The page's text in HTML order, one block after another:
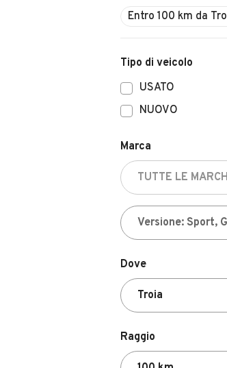
Tipo di veicolo
USATO
NUOVO
Marca
Dove
Raggio